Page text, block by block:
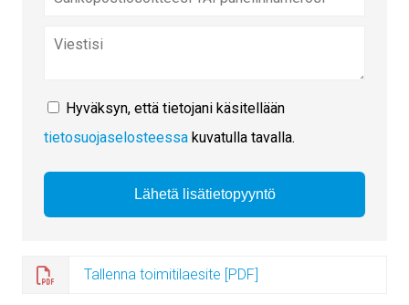
Hyväksyn, että tietojani käsitellään
tietosuojaselosteessa kuvatulla tavalla.
Tallenna toimitilaesite [PDF]